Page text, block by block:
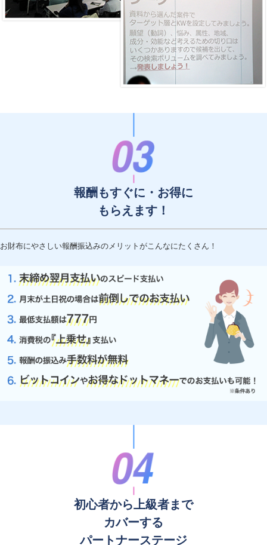
報酬もすぐに・お得に
もらえます！
お財布にやさしい報酬振込みのメリットがこんなにたくさん！
初心者から上級者まで
カバーする
パートナーステージ